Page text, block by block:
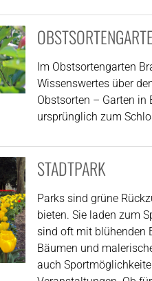
Im Obstsortengarten
Wissenswertes über
Obstsorten – Garten in
ursprünglich zum
STADTPARK
Parks sind grüne
bieten. Sie laden zum
sind oft mit blühenden
Bäumen und
auch